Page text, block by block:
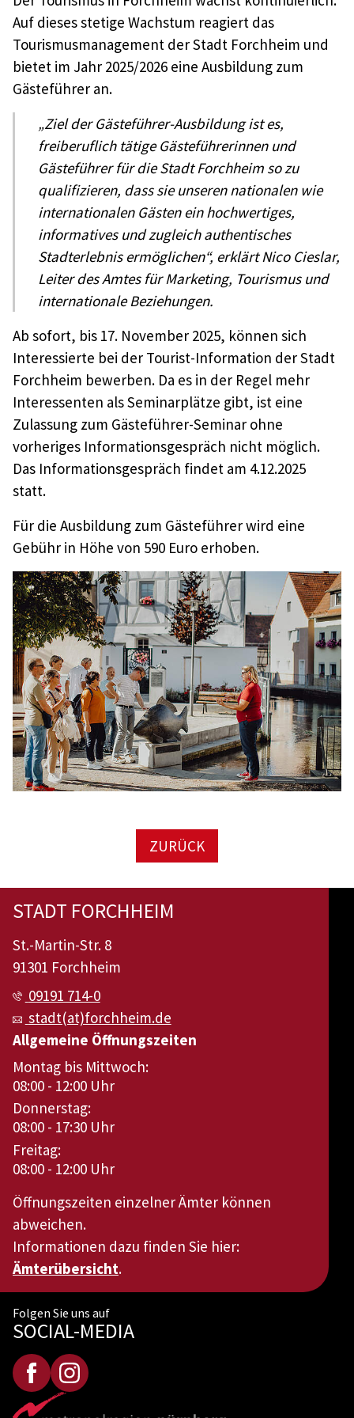
Auf dieses stetige Wachstum reagiert das
Tourismusmanagement der Stadt Forchheim und
bietet im Jahr 2025/2026 eine Ausbildung zum
Gästeführer an.
„Ziel der Gästeführer-Ausbildung ist es,
freiberuflich tätige Gästeführerinnen und
Gästeführer für die Stadt Forchheim so zu
qualifizieren, dass sie unseren nationalen wie
internationalen Gästen ein hochwertiges,
informatives und zugleich authentisches
Stadterlebnis ermöglichen“, erklärt Nico Cieslar,
Leiter des Amtes für Marketing, Tourismus und
internationale Beziehungen.
Ab sofort, bis 17. November 2025, können sich
Interessierte bei der Tourist-Information der Stadt
Forchheim bewerben. Da es in der Regel mehr
Interessenten als Seminarplätze gibt, ist eine
Zulassung zum Gästeführer-Seminar ohne
vorheriges Informationsgespräch nicht möglich.
Das Informationsgespräch findet am 4.12.2025
statt.
Für die Ausbildung zum Gästeführer wird eine
Gebühr in Höhe von 590 Euro erhoben.
ZURÜCK
STADT FORCHHEIM
St.-Martin-Str. 8
91301 Forchheim
09191 714-0
stadt(at)forchheim.de
Allgemeine Öffnungszeiten
Montag bis Mittwoch:
08:00 - 12:00 Uhr
Donnerstag:
08:00 - 17:30 Uhr
Freitag:
08:00 - 12:00 Uhr
Öffnungszeiten einzelner Ämter können
abweichen.
Informationen dazu finden Sie hier:
Ämterübersicht.
Folgen Sie uns auf
SOCIAL-MEDIA